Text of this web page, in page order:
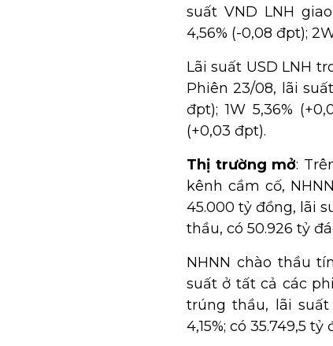
suất VND LNH
4,56% (-0,08 đpt);
Lãi suất USD LNH
Phiên 23/08, lãi
đpt); 1W 5,36%
(+0,03 đpt).
Thị trường mở:
kênh cầm cố,
45.000 tỷ đồng, lãi
thầu, có 50.926 tỷ
NHNN chào thầu
suất ở tất cả các
trúng thầu, lãi
4,15%; có 35.749,5